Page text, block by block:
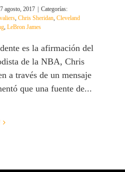
agosto, 2017
Categorías:
, Chris Sheridan, Cleveland
, LeBron James
es la afirmación del
de la NBA, Chris
a través de un mensaje
que una fuente de...